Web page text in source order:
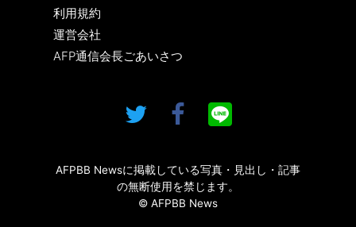
利用規約
運営会社
AFP通信会長ごあいさつ
AFPBB Newsに掲載している写真・見出し・記事
の無断使用を禁じます。
© AFPBB News